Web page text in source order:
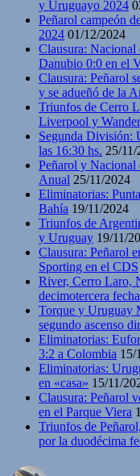
y Uruguayo 2024
Peñarol campeón
2024 01/12/2024
Clausura: Nacional
Danubio 0:0 en el
Clausura: Peñarol
y se adueñó de la
Triunfos de Cerro
Liverpool y
Segunda División:
las 16:30 hs. 25/
Peñarol y Nacional
Anual 25/11/2024
Eliminatorias:
Bahía 19/11/2024
Triunfos de
y Uruguay 19/11/
Clausura: Peñarol
Sporting en el CDS
River, Cerro Laro,
decimotercera fecha
Torque y Uruguay
segundo ascenso
Eliminatorias:
3:2 a Colombia 15/
Eliminatorias:
en «casa» 15/11/
Clausura: Peñarol
en el Parque Viera
Triunfos de
por la duodécima